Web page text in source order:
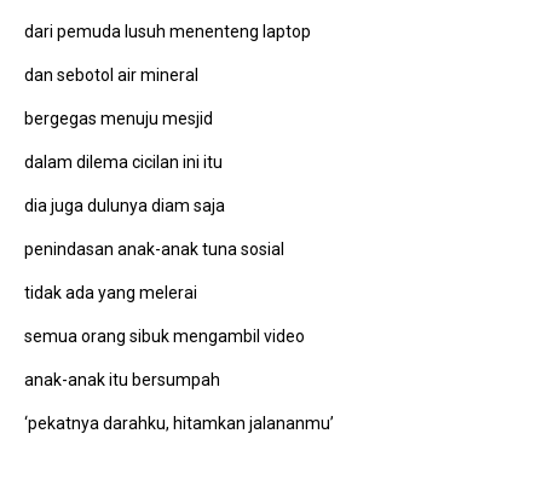
dari pemuda lusuh menenteng laptop
dan sebotol air mineral
bergegas menuju mesjid
dalam dilema cicilan ini itu
dia juga dulunya diam saja
penindasan anak-anak tuna sosial
tidak ada yang melerai
semua orang sibuk mengambil video
anak-anak itu bersumpah
‘pekatnya darahku, hitamkan jalananmu’